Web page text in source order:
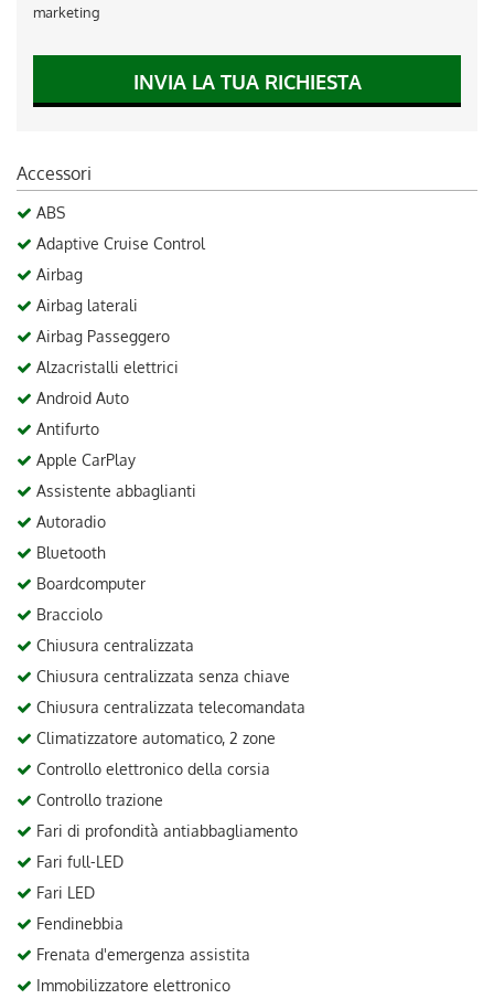
marketing
INVIA LA TUA RICHIESTA
Accessori
ABS
Adaptive Cruise Control
Airbag
Airbag laterali
Airbag Passeggero
Alzacristalli elettrici
Android Auto
Antifurto
Apple CarPlay
Assistente abbaglianti
Autoradio
Bluetooth
Boardcomputer
Bracciolo
Chiusura centralizzata
Chiusura centralizzata senza chiave
Chiusura centralizzata telecomandata
Climatizzatore automatico, 2 zone
Controllo elettronico della corsia
Controllo trazione
Fari di profondità antiabbagliamento
Fari full-LED
Fari LED
Fendinebbia
Frenata d'emergenza assistita
Immobilizzatore elettronico